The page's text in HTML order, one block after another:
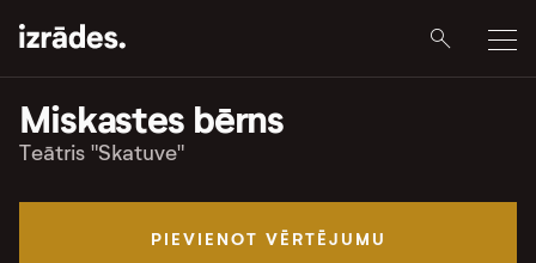
Miskastes bērns
Teātris "Skatuve"
PIEVIENOT VĒRTĒJUMU